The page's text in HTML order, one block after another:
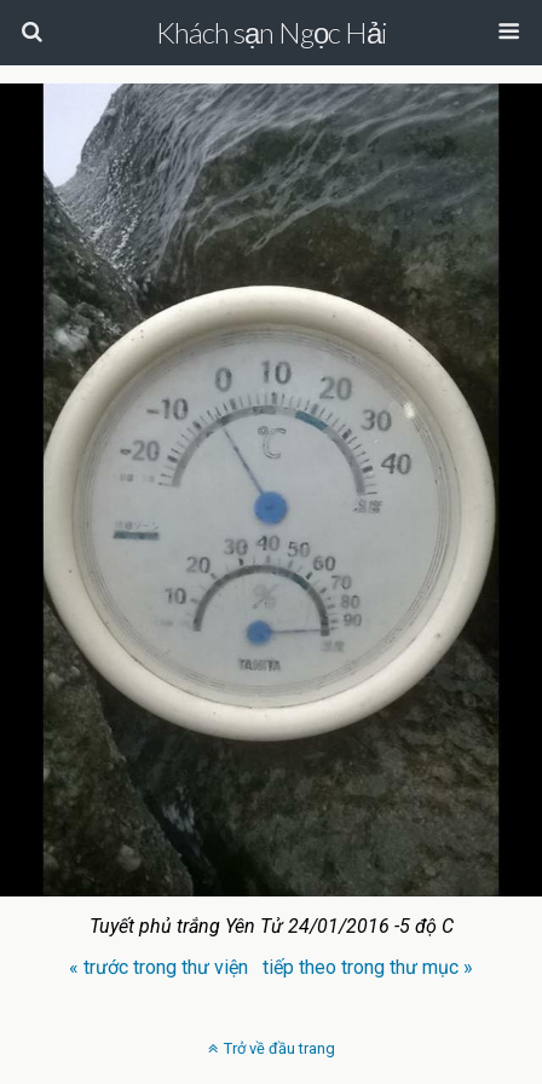
Khách sạn Ngọc Hải
Tuyết phủ trắng Yên Tử 24/01/2016 -5 độ C
« trước trong thư viện
tiếp theo trong thư mục »
Trở về đầu trang